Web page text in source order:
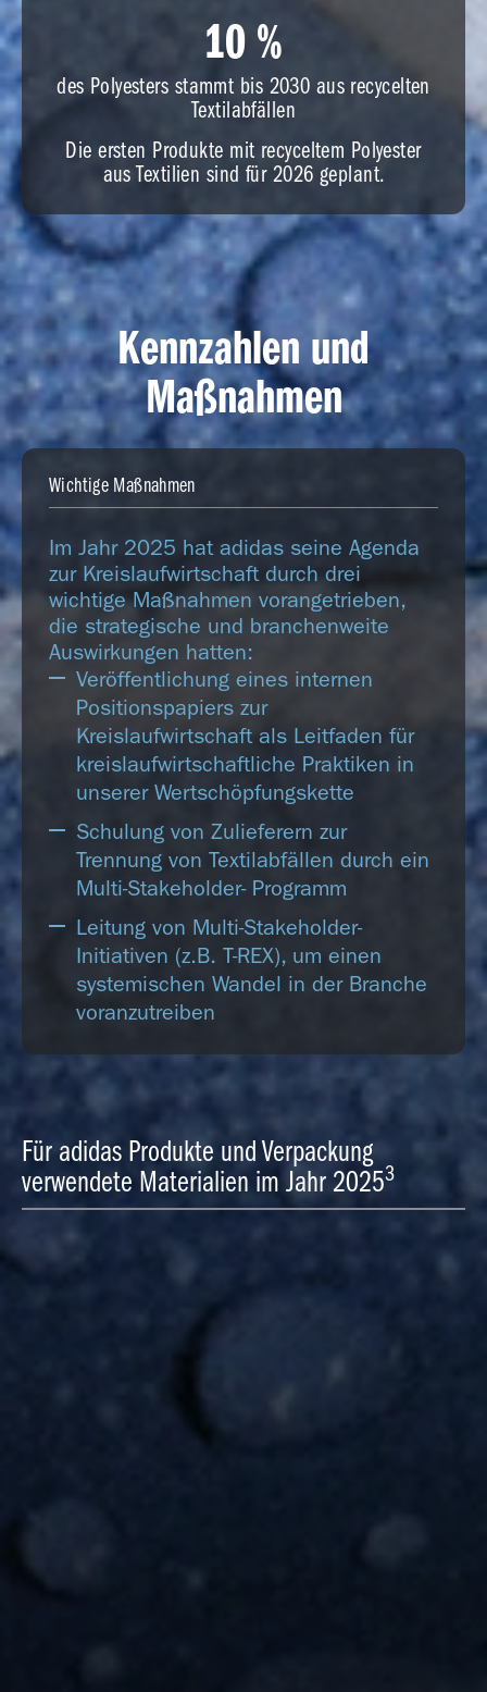
10
10 %
des Polyesters stammt bis 2030 aus recycelten
Textilabfällen
Die ersten Produkte mit recyceltem Polyester
aus Textilien sind für 2026 geplant.
Kennzahlen und
Maßnahmen
Wichtige Maßnahmen
Im Jahr 2025 hat adidas seine Agenda
zur Kreislaufwirtschaft durch drei
wichtige Maßnahmen vorangetrieben,
die strategische und branchenweite
Auswirkungen hatten:
Veröffentlichung eines internen
Positionspapiers zur
Kreislaufwirtschaft als Leitfaden für
kreislaufwirtschaftliche Praktiken in
unserer Wertschöpfungskette
Schulung von Zulieferern zur
Trennung von Textilabfällen durch ein
Multi-Stakeholder- Programm
Leitung von Multi-Stakeholder-
Initiativen (z.B. T-REX), um einen
systemischen Wandel in der Branche
voranzutreiben
Für adidas Produkte und Verpackung
verwendete Materialien im Jahr 20253